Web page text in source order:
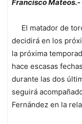
Francisco Mateos.-
El matador de
decidirá en los
la próxima
hace escasas
durante las dos
seguirá
Fernández en la